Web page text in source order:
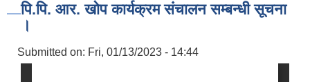
पि.पि. आर. खोप कार्यक्रम संचालन सम्बन्धी सूचना
।
Submitted on: Fri, 01/13/2023 - 14:44